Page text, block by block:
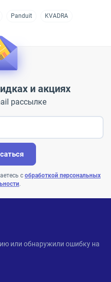
Panduit KVADRA
и акциях
рассылке
с обработкой персональных
.
или обнаружили ошибку на